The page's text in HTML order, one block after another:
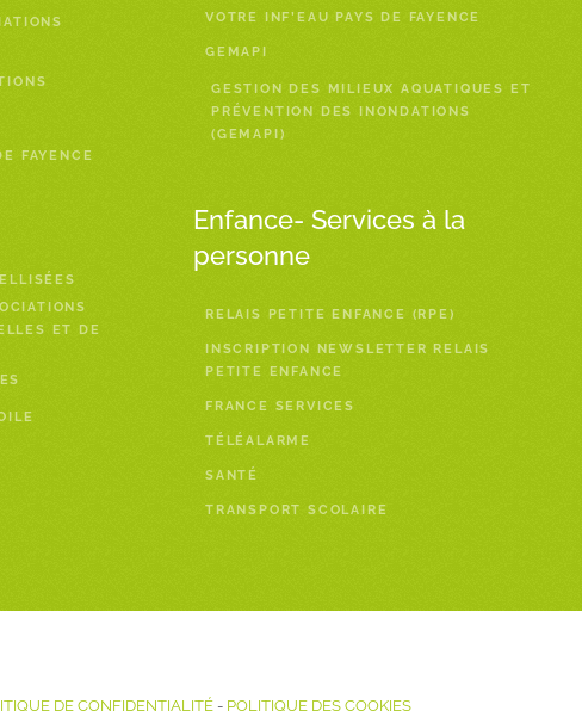
FAYENCE
ET DE
VOTRE INF’EAU PAYS DE FAYENCE
GEMAPI
GESTION DES MILIEUX AQUATIQUES ET
PRÉVENTION DES INONDATIONS
(GEMAPI)
Enfance- Services à la
personne
RELAIS PETITE ENFANCE (RPE)
INSCRIPTION NEWSLETTER RELAIS
PETITE ENFANCE
FRANCE SERVICES
TÉLÉALARME
SANTÉ
TRANSPORT SCOLAIRE
DE CONFIDENTIALITÉ- POLITIQUE DES COOKIES